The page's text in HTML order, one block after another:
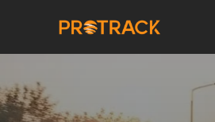
المحتوى